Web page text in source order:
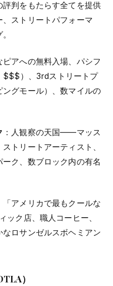
判をもたらす全てを提供
ストリートパフォーマ
ピアへの無料入場、パシフ
$$$）、3rdストリートプ
グモール）、数マイルの
：人観察の天国——マッス
トリートアーティスト、
ク、数ブロック内の有名
「アメリカで最もクールな
ク店、職人コーヒー、
ロサンゼルスボヘミアン
）